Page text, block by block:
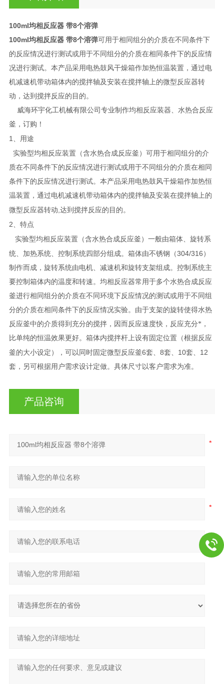
100ml均相反应器 带8个溶弹
100ml均相反应器 带8个溶弹可用于相同组分的介质在不同条件下
的反应情况进行测试或用于不同组分的介质在相同条件下的反应情
况进行测试。本产品采用电热鼓风干燥箱作加热恒温装置，通过电
机减速机带动箱体内的搅拌轴及安装在搅拌轴上的微型反应器转
动，达到搅拌反应的目的。
威海环宇化工机械有限公司专业制作均相反应装器、水热合反应
釜，订购！
1
、用途
实验型均相反应装置（含水热合成反应釜）可用于相同组分的介
质在不同条件下的反应情况进行测试或用于不同组分的介质在相同
条件下的反应情况进行测试。本产品采用电热鼓风干燥箱作加热恒
温装置，通过电机减速机带动箱体内的搅拌轴及安装在搅拌轴上的
微型反应器转动 达到搅拌反应的目的。
2 、特点
实验型均相反应装置（含水热合成反应釜）一般由箱体、旋转系
统、加热系统、控制系统四部分组成。箱体由不锈钢（304/316 ）
制作而成，旋转系统由电机、减速机和旋转支架组成。控制系统主
要控制箱体内的温度和转速。均相反应器常用于多个水热合成反应
釜进行相同组分的介质在不同环境下反应情况的测试或用于不同组
分的介质在相同条件下的反应情况实验。由于支架的旋转使得水热
反应釜中的介质得到充分的搅拌，因而反应速度快，反应充分*，
比单纯的恒温效果更好。箱体内搅拌杆上设有固定位置（根据反应
釜的大小设定），可以同时固定微型反应釜6套、 8套、 10套、 12
套，另可根据用户需求设计定做。具体尺寸以客户需求为准。
产品咨询